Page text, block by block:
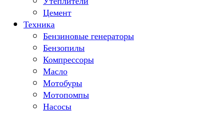
Цемент
Техника
Бензиновые генераторы
Бензопилы
Компрессоры
Масло
Мотобуры
Мотопомпы
Насосы